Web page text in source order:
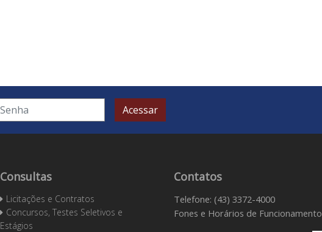
Acessar
Consultas
Licitações e Contratos
Concursos, Testes Seletivos e
Estágios
Contatos
Telefone: (43) 3372-4000
Fones e Horários de Funcionamento